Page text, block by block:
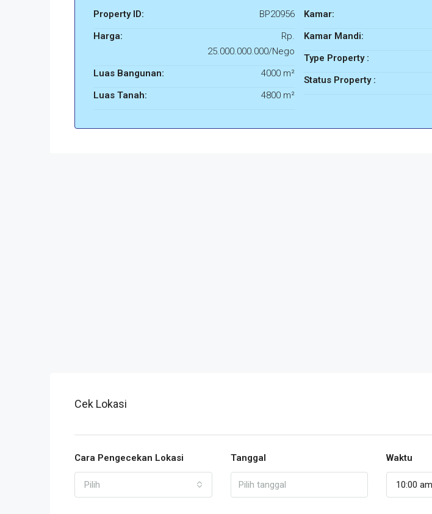
Property ID:
BP20956
Harga:
Rp.
25.000.000.000/Nego
Luas Bangunan:
4000 m²
Luas Tanah:
4800 m²
Kamar:
Kamar Mandi:
Type Property :
Status Property :
Cek Lokasi
Cara Pengecekan Lokasi
Pilih
Tanggal Waktu
10:00 am